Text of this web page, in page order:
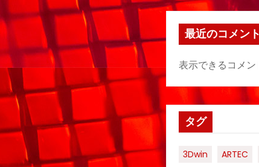
最近のコメント
表示できるコメン
タグ
3Dwin ARTEC